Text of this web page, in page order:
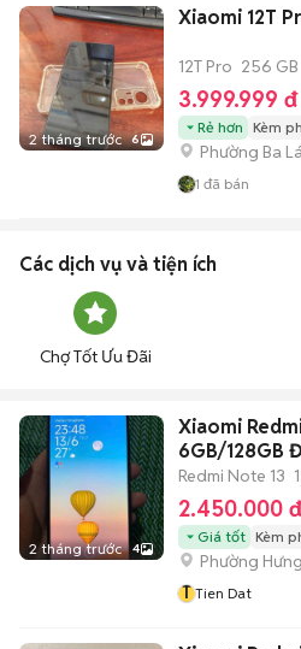
2 tháng trước 6
Xiaomi 12T
12T Pro 256 GB
3.999.999 đ
Rẻ hơn Kèm
Phường Ba
1 đã bán
Các dịch vụ và tiện ích
Chợ Tốt Ưu Đãi
2 tháng trước 4
Xiaomi
6GB/128GB
Redmi Note 13
2.450.000 đ
Giá tốt Kèm
Phường
T Tien Dat